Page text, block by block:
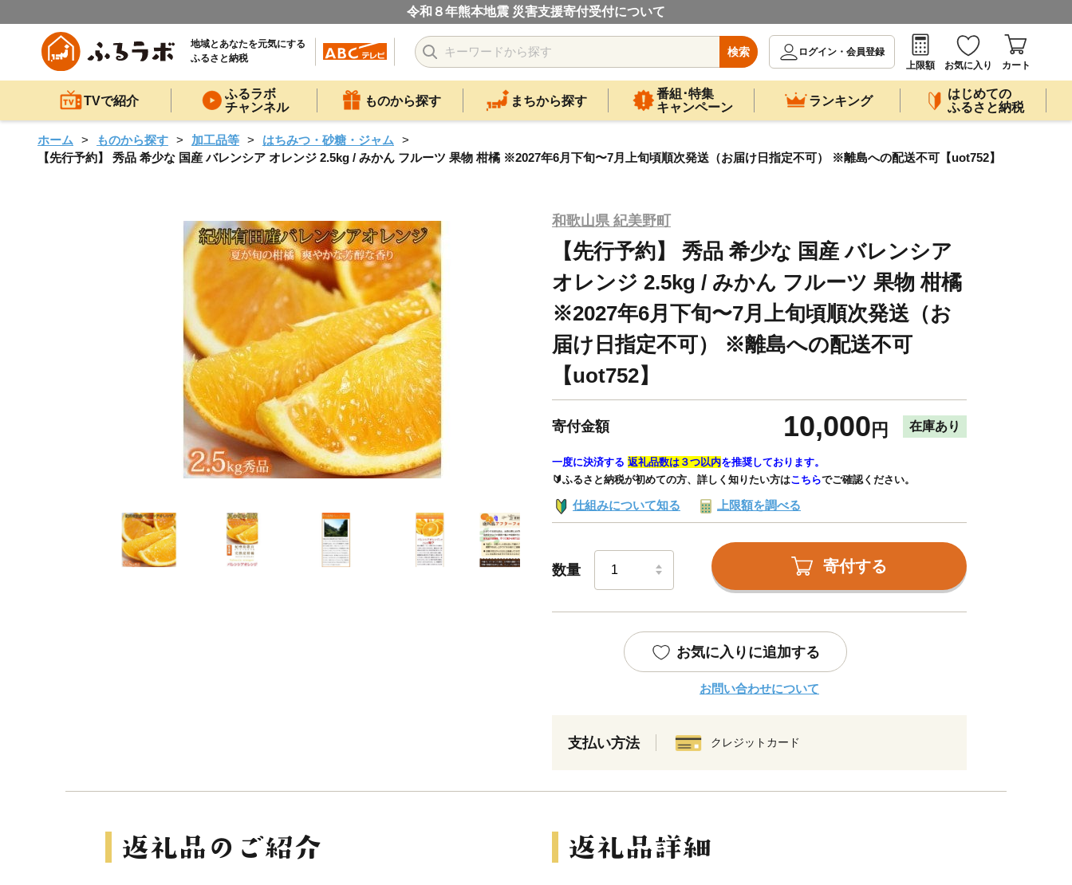
令和８年熊本地震 災害支援寄付受付について
地域とあなたを元気にする
ふるさと納税
検索
ログイン・会員登録
上限額
お気に入り カート
TVで紹介
ふるラボ
チャンネル
ものから探す まちから探す
番組･特集
キャンペーン
ランキング
はじめての
ふるさと納税
ホーム ものから探す 加工品等
はちみつ・砂糖・ジャム
【先行予約】 秀品 希少な 国産 バレンシア オレンジ 2.5kg / みかん フルーツ 果物 柑橘 ※2027年6月下旬〜7月上旬頃順次発送（お届け日指定不可） ※離島への配送不可【uot752】
和歌山県 紀美野町
【先行予約】 秀品 希少な 国産 バレンシア
オレンジ 2.5kg / みかん フルーツ 果物 柑橘
※2027年6月下旬〜7月上旬頃順次発送（お
届け日指定不可） ※離島への配送不可
【uot752】
寄付金額 10,000 円 在庫あり
一度に決済する 返礼品数は３つ以内を推奨しております。
🔰ふるさと納税が初めての方、詳しく知りたい方はこちらでご確認ください。
仕組みについて知る 上限額を調べる
数量 寄付する
お気に入りに追加する
お問い合わせについて
支払い方法 クレジットカード